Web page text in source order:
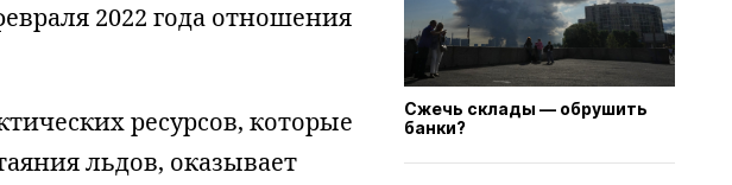
2022 года отношения
ресурсов, которые
льдов, оказывает
Сжечь склады — обрушить
банки?